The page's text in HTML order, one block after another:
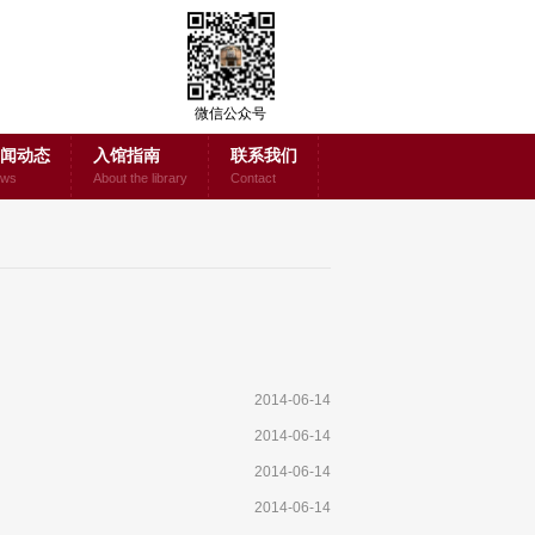
微信公众号
动态 入馆指南
About the library
联系我们
Contact
2014-06-14
2014-06-14
2014-06-14
2014-06-14